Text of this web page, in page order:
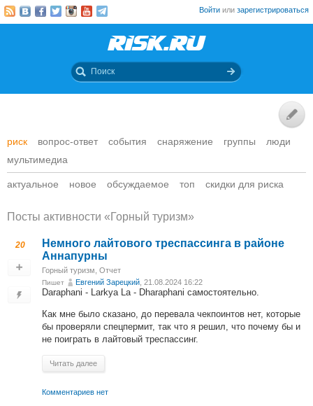
Войти или зарегистрироваться
риск вопрос-ответ события снаряжение группы
люди
мультимедиа
актуальное новое обсуждаемое топ скидки для риска
Посты активности «Горный туризм»
20
Немного лайтового треспассинга в районе
Аннапурны
Горный туризм Отчет
Пишет Евгений Зарецкий , 21.08.2024 16:22
Daraphani - Larkya La - Dharaphani самостоятельно.
Как мне было сказано, до перевала чекпоинтов нет, которые
бы проверяли спецпермит, так что я решил, что почему бы и
не поиграть в лайтовый треспассинг.
Читать далее
Комментариев нет